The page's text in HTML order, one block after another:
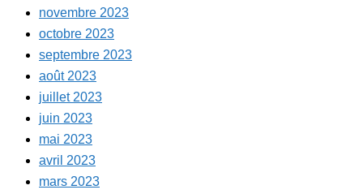
novembre 2023
octobre 2023
septembre 2023
août 2023
juillet 2023
juin 2023
mai 2023
avril 2023
mars 2023